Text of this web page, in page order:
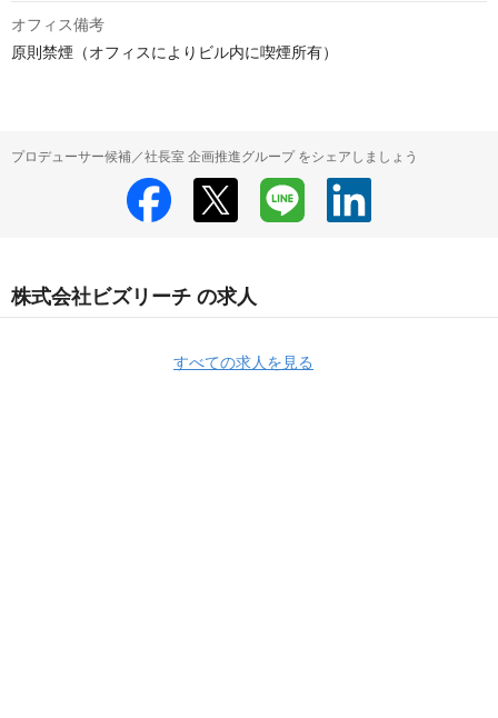
オフィス備考
原則禁煙（オフィスによりビル内に喫煙所有）
プロデューサー候補／社長室 企画推進グループ をシェアしましょう
株式会社ビズリーチ の求人
すべての求人を見る